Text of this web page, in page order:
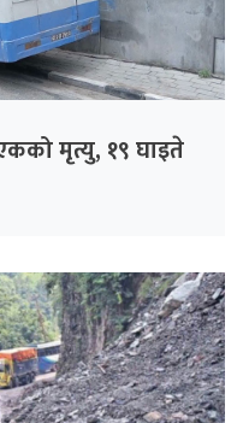
एकको मृत्यु, १९ घाइते